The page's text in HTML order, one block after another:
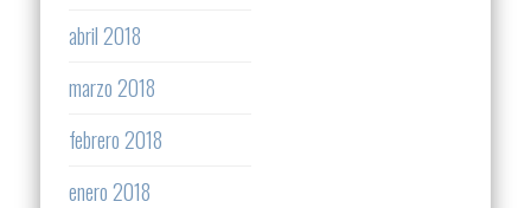
abril 2018
marzo 2018
febrero 2018
enero 2018